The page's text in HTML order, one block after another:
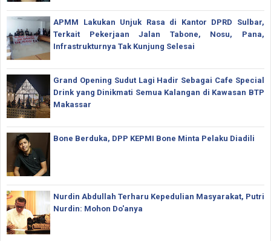
APMM Lakukan Unjuk Rasa di Kantor DPRD Sulbar,
Terkait Pekerjaan Jalan Tabone, Nosu, Pana,
Infrastrukturnya Tak Kunjung Selesai
Grand Opening Sudut Lagi Hadir Sebagai Cafe Special
Drink yang Dinikmati Semua Kalangan di Kawasan BTP
Makassar
Bone Berduka, DPP KEPMI Bone Minta Pelaku Diadili
Nurdin Abdullah Terharu Kepedulian Masyarakat, Putri
Nurdin: Mohon Do'anya